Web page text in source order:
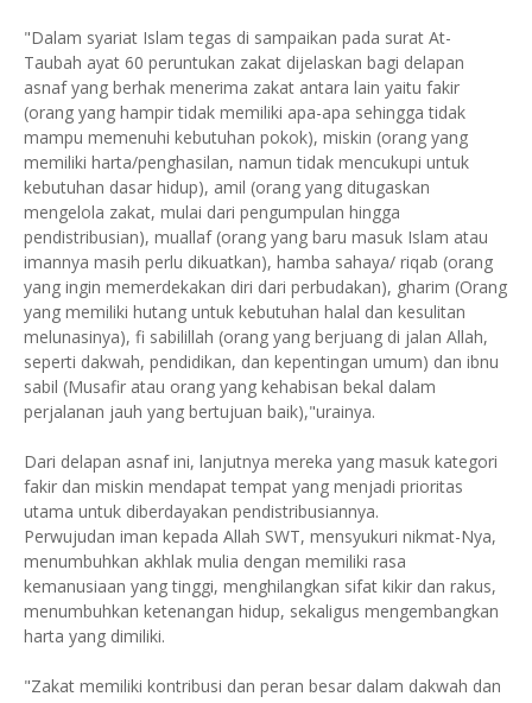
"Dalam syariat Islam tegas di sampaikan pada surat At-
Taubah ayat 60 peruntukan zakat dijelaskan bagi delapan
asnaf yang berhak menerima zakat antara lain yaitu fakir
(orang yang hampir tidak memiliki apa-apa sehingga tidak
mampu memenuhi kebutuhan pokok), miskin (orang yang
memiliki harta/penghasilan, namun tidak mencukupi untuk
kebutuhan dasar hidup), amil (orang yang ditugaskan
mengelola zakat, mulai dari pengumpulan hingga
pendistribusian), muallaf (orang yang baru masuk Islam atau
imannya masih perlu dikuatkan), hamba sahaya/ riqab (orang
yang ingin memerdekakan diri dari perbudakan), gharim (Orang
yang memiliki hutang untuk kebutuhan halal dan kesulitan
melunasinya), fi sabilillah (orang yang berjuang di jalan Allah,
seperti dakwah, pendidikan, dan kepentingan umum) dan ibnu
sabil (Musafir atau orang yang kehabisan bekal dalam
perjalanan jauh yang bertujuan baik),"urainya.
Dari delapan asnaf ini, lanjutnya mereka yang masuk kategori
fakir dan miskin mendapat tempat yang menjadi prioritas
utama untuk diberdayakan pendistribusiannya.
Perwujudan iman kepada Allah SWT, mensyukuri nikmat-Nya,
menumbuhkan akhlak mulia dengan memiliki rasa
kemanusiaan yang tinggi, menghilangkan sifat kikir dan rakus,
menumbuhkan ketenangan hidup, sekaligus mengembangkan
harta yang dimiliki.
"Zakat memiliki kontribusi dan peran besar dalam dakwah dan